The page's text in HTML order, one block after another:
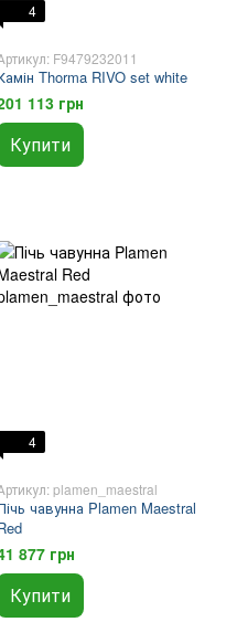
4
F9479232011
Thorma RIVO set white
113 грн
Купити
4
plamen_maestral
чавунна Plamen Maestral
877 грн
Купити